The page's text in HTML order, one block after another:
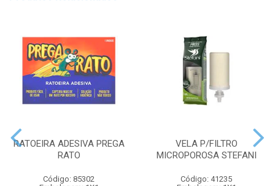
RATOEIRA ADESIVA PREGA
RATO
Código: 85302
VELA P/FILTRO
MICROPOROSA STEFANI
Código: 41235